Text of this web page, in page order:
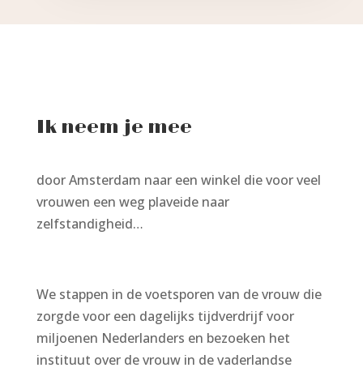
Ik neem je mee
door Amsterdam naar een winkel die voor veel
vrouwen een weg plaveide naar
zelfstandigheid…
We stappen in de voetsporen van de vrouw die
zorgde voor een dagelijks tijdverdrijf voor
miljoenen Nederlanders en bezoeken het
instituut over de vrouw in de vaderlandse